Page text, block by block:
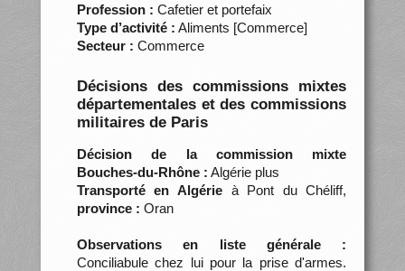
Profession : Cafetier et portefaix
Type d’activité : Aliments [Commerce]
Secteur : Commerce
Décisions des commissions mixtes
départementales et des commissions
militaires de Paris
Décision de la commission mixte
Bouches-du-Rhône : Algérie plus
Transporté en Algérieà Pont du Chéliff,
province : Oran
Observations en liste générale :
Conciliabule chez lui pour la prise d'armes.